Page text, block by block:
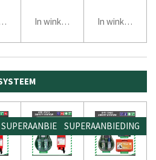
In winkelwagen In winkelwagen
SUPERAANBIEDINGSUPERAANBIEDING